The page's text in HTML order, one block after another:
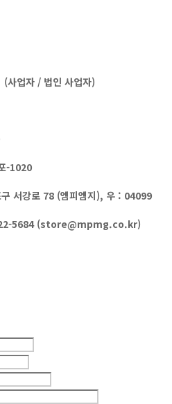
(사업자 / 법인 사업자)
-1020
구 서강로 78 (엠피엠지), 우 : 04099
5684 (store@mpmg.co.kr)